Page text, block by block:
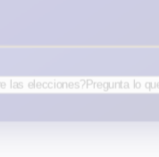
las elecciones?Pregunta lo